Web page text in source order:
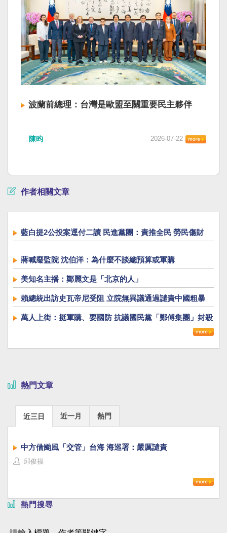
波蘭前總理：台灣是歐盟至關重要民主夥伴
陳昀 2026-07-22
作者相關文章
藍白提2公投案逕付二讀 民進黨團：責推全民 勞民傷財
蔣喊廢監院 沈伯洋：為什麼不談總預算或軍購
美知名主播：鄭麗文是「北京的人」
賴總統出訪史瓦帝尼受阻 立院無異議通過譴責中國粗暴
萬人上街：挺軍購、要國防 抗議國民黨「鄭傅集團」封殺
熱門文章
近三日 近一月 熱門
中方借颱風「交管」台海 海巡署：嚴厲譴責
邱俊福
熱門搜尋